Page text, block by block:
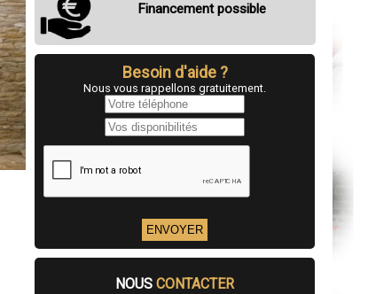
Financement possible
Besoin d'aide ?
Nous vous rappellons gratuitement.
NOUS CONTACTER